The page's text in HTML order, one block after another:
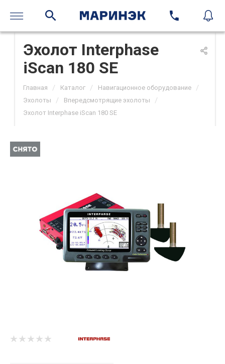
Эхолот Interphase
iScan 180 SE
Главная / Каталог / Навигационное оборудование /
Эхолоты / Впередсмотрящие эхолоты /
Эхолот Interphase iScan 180 SE